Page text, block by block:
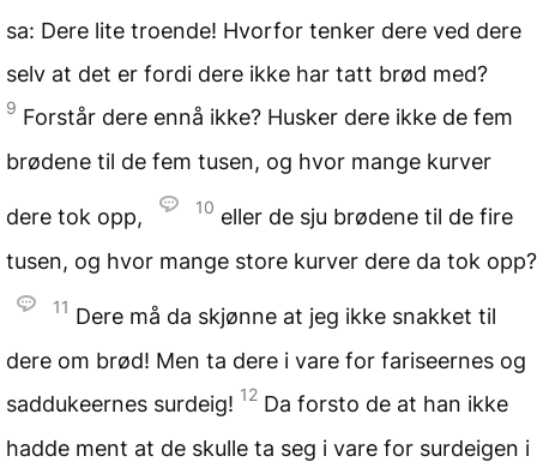
sa: Dere lite troende! Hvorfor tenker dere ved dere
selv at det er fordi dere ikke har tatt brød med?
9 Forstår dere ennå ikke? Husker dere ikke de fem
brødene til de fem tusen, og hvor mange kurver
dere tok opp, 10 eller de sju brødene til de fire
tusen, og hvor mange store kurver dere da tok opp?
11 Dere må da skjønne at jeg ikke snakket til
dere om brød! Men ta dere i vare for fariseernes og
saddukeernes surdeig! 12 Da forsto de at han ikke
hadde ment at de skulle ta seg i vare for surdeigen i